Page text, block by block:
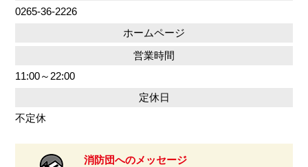
0265-36-2226
ホームページ
営業時間
11:00～22:00
定休日
不定休
消防団へのメッセージ